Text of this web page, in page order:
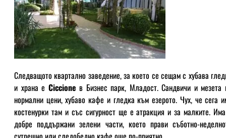
Следващото квартално заведение, за което се сещам с хубава
и храна е Ciccione в Бизнес парк, Младост. Сандвичи и мезета
нормални цени, хубаво кафе и гледка към езерото. Чух, че сега
костенурки там и със сигурност ще е атракция и за малките.
добре поддържани зелени части, което прави съботно-